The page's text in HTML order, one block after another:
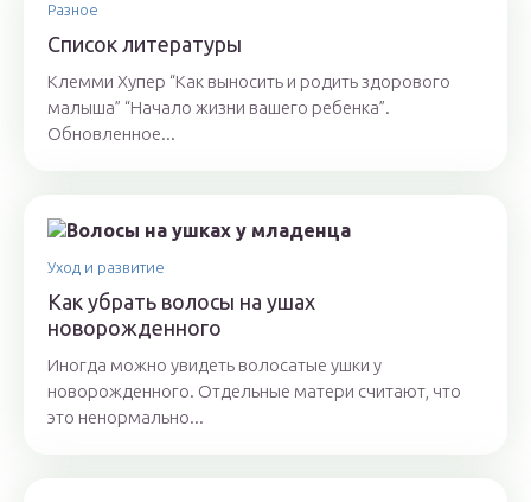
Разное
Список литературы
Клемми Хупер “Как выносить и родить здорового
малыша” “Начало жизни вашего ребенка”.
Обновленное...
Уход и развитие
Как убрать волосы на ушах
новорожденного
Иногда можно увидеть волосатые ушки у
новорожденного. Отдельные матери считают, что
это ненормально...